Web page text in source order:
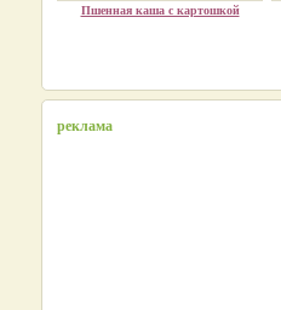
Пшенная каша с картошкой
реклама